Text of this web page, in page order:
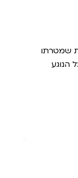
שמטרתו
הנוגע